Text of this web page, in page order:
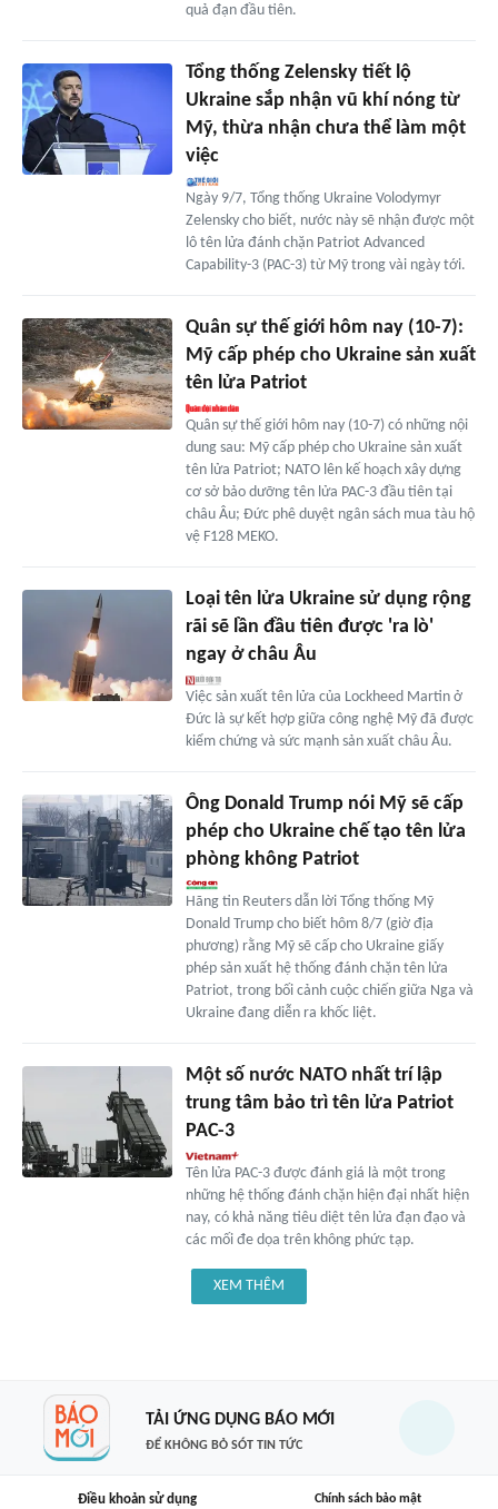
quả đạn đầu tiên.
Tổng thống Zelensky tiết lộ
Ukraine sắp nhận vũ khí nóng từ
Mỹ, thừa nhận chưa thể làm một
việc
Ngày 9/7, Tổng thống Ukraine Volodymyr
Zelensky cho biết, nước này sẽ nhận được một
lô tên lửa đánh chặn Patriot Advanced
Capability-3 (PAC-3) từ Mỹ trong vài ngày tới.
Quân sự thế giới hôm nay (10-7):
Mỹ cấp phép cho Ukraine sản xuất
tên lửa Patriot
Quân sự thế giới hôm nay (10-7) có những nội
dung sau: Mỹ cấp phép cho Ukraine sản xuất
tên lửa Patriot; NATO lên kế hoạch xây dựng
cơ sở bảo dưỡng tên lửa PAC-3 đầu tiên tại
châu Âu; Đức phê duyệt ngân sách mua tàu hộ
vệ F128 MEKO.
Loại tên lửa Ukraine sử dụng rộng
rãi sẽ lần đầu tiên được 'ra lò'
ngay ở châu Âu
Việc sản xuất tên lửa của Lockheed Martin ở
Đức là sự kết hợp giữa công nghệ Mỹ đã được
kiểm chứng và sức mạnh sản xuất châu Âu.
Ông Donald Trump nói Mỹ sẽ cấp
phép cho Ukraine chế tạo tên lửa
phòng không Patriot
Hãng tin Reuters dẫn lời Tổng thống Mỹ
Donald Trump cho biết hôm 8/7 (giờ địa
phương) rằng Mỹ sẽ cấp cho Ukraine giấy
phép sản xuất hệ thống đánh chặn tên lửa
Patriot, trong bối cảnh cuộc chiến giữa Nga và
Ukraine đang diễn ra khốc liệt.
Một số nước NATO nhất trí lập
trung tâm bảo trì tên lửa Patriot
PAC-3
Tên lửa PAC-3 được đánh giá là một trong
những hệ thống đánh chặn hiện đại nhất hiện
nay, có khả năng tiêu diệt tên lửa đạn đạo và
các mối đe dọa trên không phức tạp.
XEM THÊM
TẢI ỨNG DỤNG BÁO MỚI
ĐỂ KHÔNG BỎ SÓT TIN TỨC
Điều khoản sử dụng Chính sách bảo mật